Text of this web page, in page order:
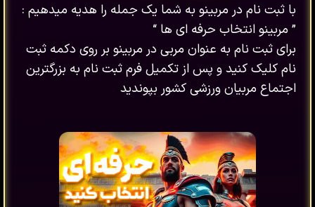
با ثبت نام در مربینو به شما یک جمله را هدیه میدهیم :
” مربینو انتخاب حرفه ای ها “
برای ثبت نام به عنوان مربی در مربینو بر روی دکمه ثبت
نام کلیک کنید و پس از تکمیل فرم ثبت نام به بزرگترین
اجتماع مربیان ورزشی کشور بپوندید